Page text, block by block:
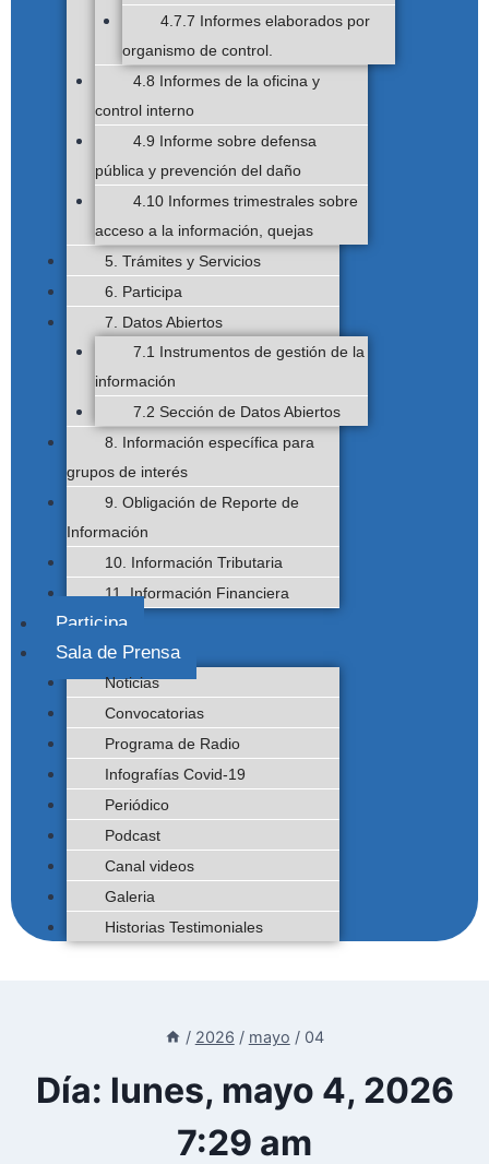
4.7.7 Informes elaborados por
organismo de control.
4.8 Informes de la oficina y
control interno
4.9 Informe sobre defensa
pública y prevención del daño
4.10 Informes trimestrales sobre
acceso a la información, quejas
5. Trámites y Servicios
6. Participa
7. Datos Abiertos
7.1 Instrumentos de gestión de la
información
7.2 Sección de Datos Abiertos
8. Información específica para
grupos de interés
9. Obligación de Reporte de
Información
10. Información Tributaria
11. Información Financiera
Participa
Sala de Prensa
Noticias
Convocatorias
Programa de Radio
Infografías Covid-19
Periódico
Podcast
Canal videos
Galeria
Historias Testimoniales
/ 2026 / mayo / 04
Día: lunes, mayo 4, 2026
7:29 am